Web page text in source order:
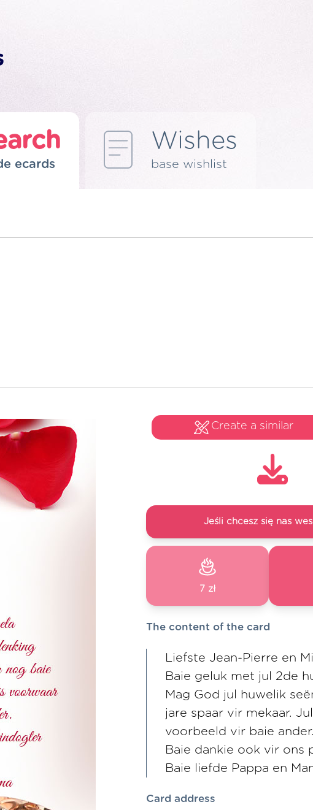
ecards
Wishes
base wishlist
Create a similar
Jeśli chcesz się nas
7 zł
The content of the card
Liefste Jean-Pierre en
Baie geluk met jul 2de
Mag God jul huwelik
jare spaar vir mekaar.
voorbeeld vir baie ander.
Baie dankie ook vir ons
Baie liefde Pappa en
Card address